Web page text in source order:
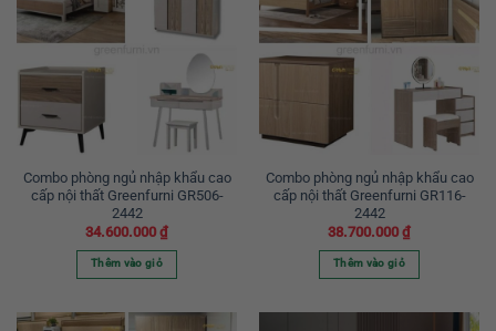
Combo phòng ngủ nhập khẩu cao
cấp nội thất Greenfurni GR506-
2442
34.600.000 ₫
Thêm vào giỏ
Combo phòng ngủ nhập khẩu cao
cấp nội thất Greenfurni GR116-
2442
38.700.000 ₫
Thêm vào giỏ